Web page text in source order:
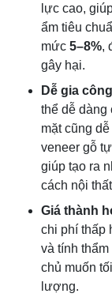
lực cao,
ẩm tiêu
mức 5–8%,
gây hại.
Dễ gia
thể dễ dàng
mặt cũng
veneer gỗ
giúp tạo ra
cách nội
Giá thành
chi phí thấp
và tính
chủ muốn
lượng.